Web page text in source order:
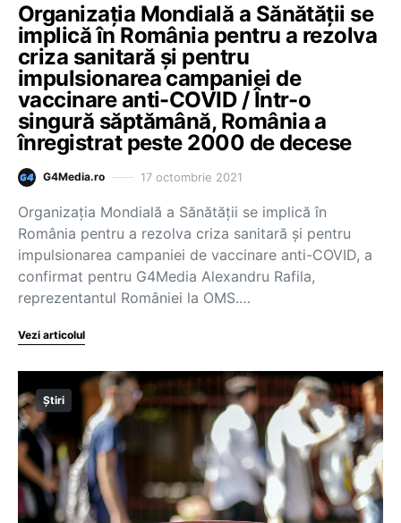
Organizația Mondială a Sănătății se
implică în România pentru a rezolva
criza sanitară și pentru
impulsionarea campaniei de
vaccinare anti-COVID / Într-o
singură săptămână, România a
înregistrat peste 2000 de decese
G4Media.ro 17 octombrie 2021
Organizația Mondială a Sănătății se implică în
România pentru a rezolva criza sanitară și pentru
impulsionarea campaniei de vaccinare anti-COVID, a
confirmat pentru G4Media Alexandru Rafila,
reprezentantul României la OMS.…
Vezi articolul
Știri